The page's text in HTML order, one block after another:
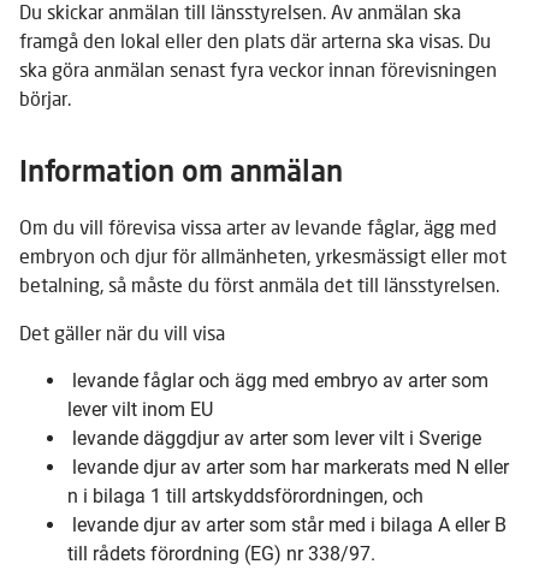
Du skickar anmälan till länsstyrelsen. Av anmälan ska
framgå den lokal eller den plats där arterna ska visas. Du
ska göra anmälan senast fyra veckor innan förevisningen
börjar.
Information om anmälan
Om du vill förevisa vissa arter av levande fåglar, ägg med
embryon och djur för allmänheten, yrkesmässigt eller mot
betalning, så måste du först anmäla det till länsstyrelsen.
Det gäller när du vill visa
levande fåglar och ägg med embryo av arter som
lever vilt inom EU
levande däggdjur av arter som lever vilt i Sverige
levande djur av arter som har markerats med N eller
n i bilaga 1 till artskyddsförordningen, och
levande djur av arter som står med i bilaga A eller B
till rådets förordning (EG) nr 338/97.